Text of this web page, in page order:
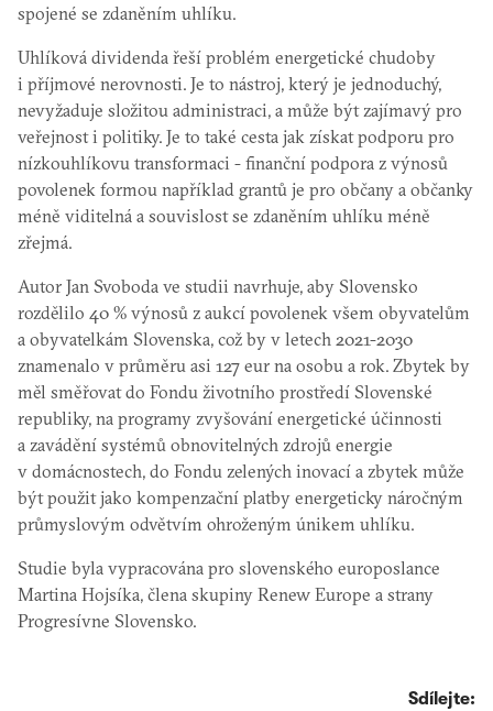
spojené se zdaněním uhlíku.
Uhlíková dividenda řeší problém energetické chudoby
i příjmové nerovnosti. Je to nástroj, který je jednoduchý,
nevyžaduje složitou administraci, a může být zajímavý pro
veřejnost i politiky. Je to také cesta jak získat podporu pro
nízkouhlíkovu transformaci - finanční podpora z výnosů
povolenek formou například grantů je pro občany a občanky
méně viditelná a souvislost se zdaněním uhlíku méně
zřejmá.
Autor Jan Svoboda ve studii navrhuje, aby Slovensko
rozdělilo 40 % výnosů z aukcí povolenek všem obyvatelům
a obyvatelkám Slovenska, což by v letech 2021-2030
znamenalo v průměru asi 127 eur na osobu a rok. Zbytek by
měl směřovat do Fondu životního prostředí Slovenské
republiky, na programy zvyšování energetické účinnosti
a zavádění systémů obnovitelných zdrojů energie
v domácnostech, do Fondu zelených inovací a zbytek může
být použit jako kompenzační platby energeticky náročným
průmyslovým odvětvím ohroženým únikem uhlíku.
Studie byla vypracována pro slovenského europoslance
Martina Hojsíka, člena skupiny Renew Europe a strany
Progresívne Slovensko.
Sdílejte: